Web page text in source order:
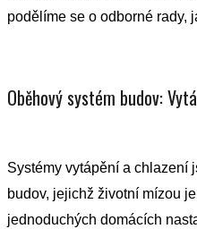
podělíme se o odborné rady,
Oběhový systém budov:
Systémy vytápění a chlazení
budov, jejichž životní mízou
jednoduchých domácích